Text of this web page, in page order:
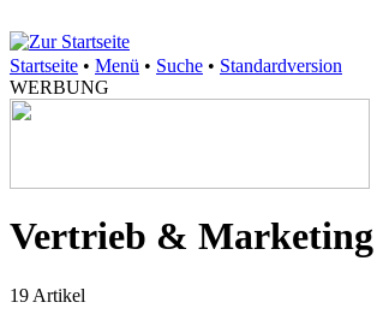
Startseite • Menü • Suche • Standardversion
WERBUNG
Vertrieb & Marketing
19 Artikel